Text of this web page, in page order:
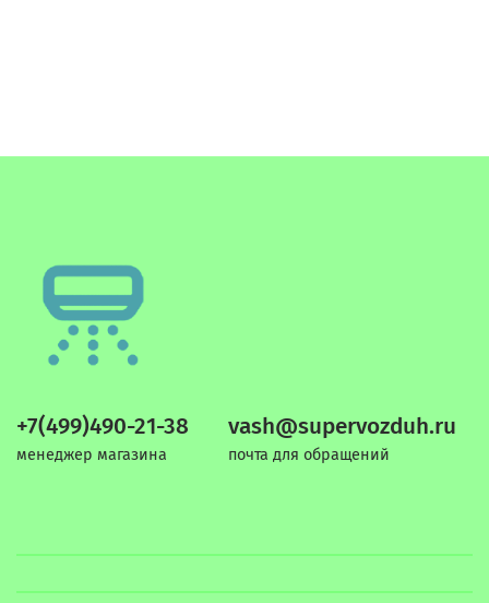
+7(499)490-21-38
менеджер магазина
vash@supervozduh.ru
почта для обращений